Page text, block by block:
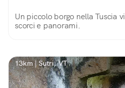
Un piccolo borgo nella Tuscia
scorci e panorami.
13km | Sutri, VT